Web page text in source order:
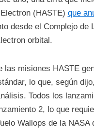
(HASTE) que
desde el Complejo
orbital.
las misiones HASTE
lo que, según
Todos los
2, lo que
Wallops de la